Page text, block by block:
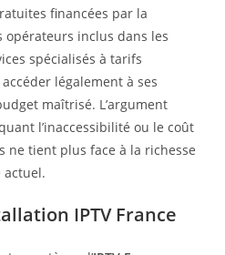
financées par la
inclus dans les
spécialisés à tarifs
légalement à ses
maîtrisé. L’argument
l’inaccessibilité ou le coût
ne tient plus face à la richesse
actuel.
IPTV France